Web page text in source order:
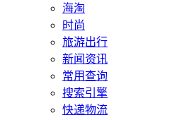
海淘
时尚
旅游出行
新闻资讯
常用查询
搜索引擎
快递物流